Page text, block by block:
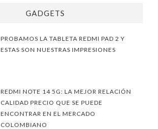
GADGETS
PROBAMOS LA TABLETA REDMI PAD 2 Y
ESTAS SON NUESTRAS IMPRESIONES
REDMI NOTE 14 5G: LA MEJOR RELACIÓN
CALIDAD PRECIO QUE SE PUEDE
ENCONTRAR EN EL MERCADO
COLOMBIANO